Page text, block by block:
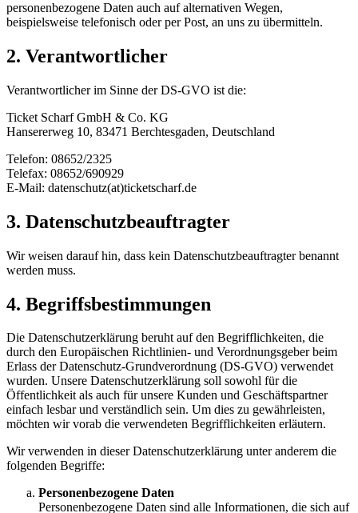
personenbezogene Daten auch auf alternativen Wegen,
beispielsweise telefonisch oder per Post, an uns zu übermitteln.
2. Verantwortlicher
Verantwortlicher im Sinne der DS-GVO ist die:
Ticket Scharf GmbH & Co. KG
Hansererweg 10, 83471 Berchtesgaden, Deutschland
Telefon: 08652/2325
Telefax: 08652/690929
E-Mail: datenschutz(at)ticketscharf.de
3. Datenschutzbeauftragter
Wir weisen darauf hin, dass kein Datenschutzbeauftragter benannt
werden muss.
4. Begriffsbestimmungen
Die Datenschutzerklärung beruht auf den Begrifflichkeiten, die
durch den Europäischen Richtlinien- und Verordnungsgeber beim
Erlass der Datenschutz-Grundverordnung (DS-GVO) verwendet
wurden. Unsere Datenschutzerklärung soll sowohl für die
Öffentlichkeit als auch für unsere Kunden und Geschäftspartner
einfach lesbar und verständlich sein. Um dies zu gewährleisten,
möchten wir vorab die verwendeten Begrifflichkeiten erläutern.
Wir verwenden in dieser Datenschutzerklärung unter anderem die
folgenden Begriffe:
Personenbezogene Daten
Personenbezogene Daten sind alle Informationen, die sich auf